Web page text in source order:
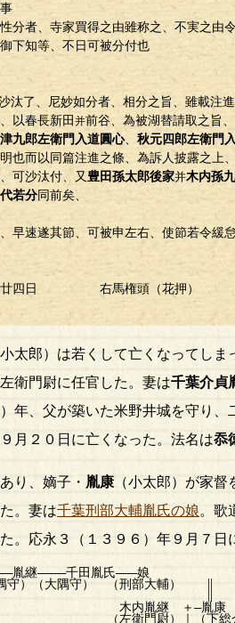
者、寺家買得之由雖称之、不実之由
知等、不日可被分付也
汰了、尼妙如分者、相分之旨、雖載注
以春長新田并前谷、為被湖替請取之旨
九郎左衛門入道圓心、 秋元四郎左衛門
而以同篇注進之條、為訴人披露之上
沙汰付、又 豊田孫太郎後家并木内孫
若分同前矣、
早速遂其節、可被申左右、使節若令緩
四日 右馬権頭（花押）
小太郎）は若くして亡くなってし
衛門尉に任官した。妻は千葉介貞
年、父が築いた米野井城を守り
月２０日に亡くなった。法名は忝
り、嫡子・ 胤康 （小太郎）が家
。妻は千葉刑部大輔胤氏の娘。歌
。応永３（１３９６）年９月７日
胤継――――千田胤氏―――娘
隅守） （刑部大輔） ∥
継 ＋―胤康
尉）｜（下総介